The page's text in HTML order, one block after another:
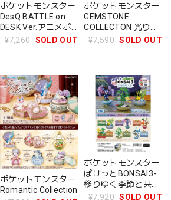
ポケットモンスター
DesQ BATTLE on
DESK Ver.アニメポ
ケットモンスター
¥7,260 SOLD OUT
ポケットモンスター
GEMSTONE
COLLECTON 光り輝
くしんぴのキセキ
¥7,590 SOLD OUT
ポケットモンスター
Romantic Collection
ポケットモンスター
ぽけっとBONSAI3-
移りゆく季節と共
に- BOX
¥7,920 SOLD OUT